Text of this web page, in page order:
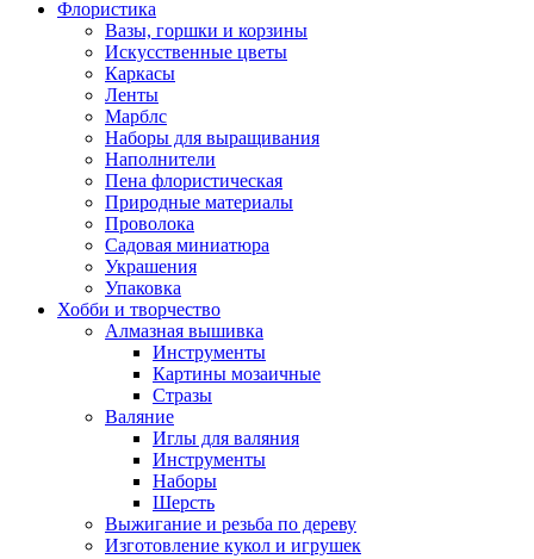
Флористика
Вазы, горшки и корзины
Искусственные цветы
Каркасы
Ленты
Марблс
Наборы для выращивания
Наполнители
Пена флористическая
Природные материалы
Проволока
Садовая миниатюра
Украшения
Упаковка
Хобби и творчество
Алмазная вышивка
Инструменты
Картины мозаичные
Стразы
Валяние
Иглы для валяния
Инструменты
Наборы
Шерсть
Выжигание и резьба по дереву
Изготовление кукол и игрушек